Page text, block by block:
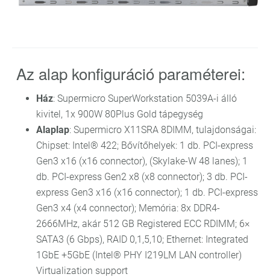
Az alap konfiguráció paraméterei:
Ház: Supermicro SuperWorkstation 5039A-i álló
kivitel, 1x 900W 80Plus Gold tápegység
Alaplap: Supermicro X11SRA 8DIMM, tulajdonságai:
Chipset: Intel® 422; Bővítőhelyek: 1 db. PCI-express
Gen3 x16 (x16 connector), (Skylake-W 48 lanes); 1
db. PCI-express Gen2 x8 (x8 connector); 3 db. PCI-
express Gen3 x16 (x16 connector); 1 db. PCI-express
Gen3 x4 (x4 connector); Memória: 8x DDR4-
2666MHz, akár 512 GB Registered ECC RDIMM; 6×
SATA3 (6 Gbps), RAID 0,1,5,10; Ethernet: Integrated
1GbE +5GbE (Intel® PHY I219LM LAN controller)
Virtualization support